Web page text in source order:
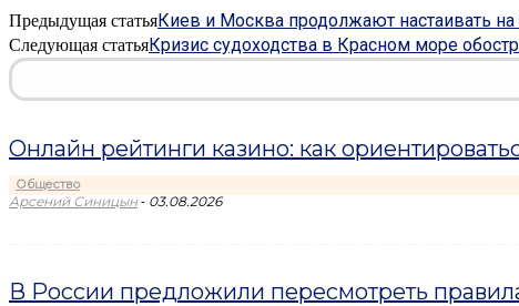
Предыдущая статьяКиев и Москва продолжают настаивать на
Следующая статьяКризис судоходства в Красном море
Онлайн рейтинги казино: как
Общество
Арсений Синицын - 03.08.2026
В России предложили пересмотреть